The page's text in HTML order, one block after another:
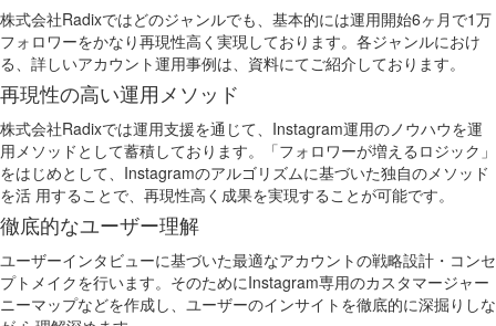
株式会社Radixではどのジャンルでも、基本的には運用開始6ヶ月で1万
フォロワーをかなり再現性高く実現しております。各ジャンルにおけ
る、詳しいアカウント運用事例は、資料にてご紹介しております。
再現性の高い運用メソッド
株式会社Radixでは運用支援を通じて、Instagram運用のノウハウを運
用メソッドとして蓄積しております。「フォロワーが増えるロジック」
をはじめとして、Instagramのアルゴリズムに基づいた独自のメソッド
を活 用することで、再現性高く成果を実現することが可能です。
徹底的なユーザー理解
ユーザーインタビューに基づいた最適なアカウントの戦略設計・コンセ
プトメイクを行います。そのためにInstagram専用のカスタマージャー
ニーマップなどを作成し、ユーザーのインサイトを徹底的に深掘りしな